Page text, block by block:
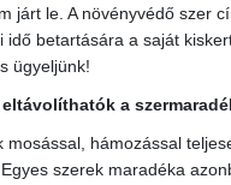
járt le. A növényvédő szer
idő betartására a saját
ügyeljünk!
a
mosással, hámozással
szerek maradéka